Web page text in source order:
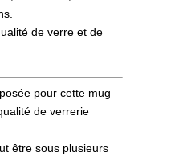
de verre et de
pour cette mug
de verrerie
être sous plusieurs